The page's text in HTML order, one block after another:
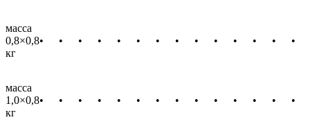
масса
0,8×0,8
кг
• • • • • • • • • • • • • •
масса
1,0×0,8
кг
• • • • • • • • • • • • • •